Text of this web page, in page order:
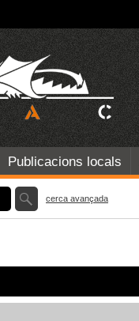
Publicacions locals
cerca avançada